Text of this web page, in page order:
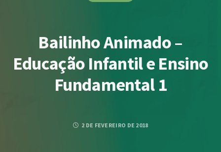
Bailinho Animado –
Educação Infantil e Ensino
Fundamental 1
2 DE FEVEREIRO DE 2018